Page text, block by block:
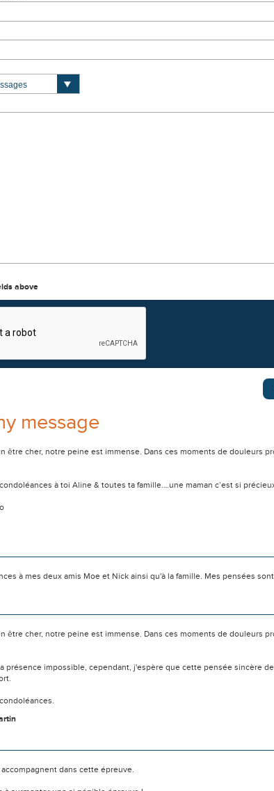
above
message
être cher, notre peine est immense. Dans ces moments de douleurs
à toi Aline & toutes ta famille….une maman c’est si
à mes deux amis Moe et Nick ainsi qu'à la famille. Mes pensées
être cher, notre peine est immense. Dans ces moments de douleurs
présence impossible, cependant, j'espère que cette pensée sincère
dans cette épreuve.